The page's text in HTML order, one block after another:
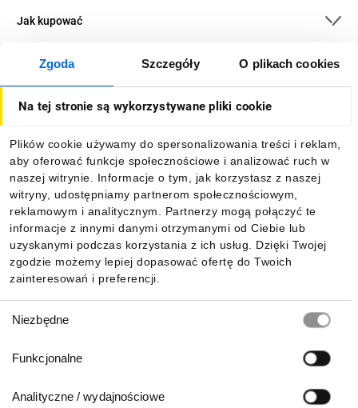
Zgoda Szczegóły O plikach cookies
Na tej stronie są wykorzystywane pliki cookie
Plików cookie używamy do spersonalizowania treści i reklam,
aby oferować funkcje społecznościowe i analizować ruch w
naszej witrynie. Informacje o tym, jak korzystasz z naszej
witryny, udostępniamy partnerom społecznościowym,
reklamowym i analitycznym. Partnerzy mogą połączyć te
informacje z innymi danymi otrzymanymi od Ciebie lub
uzyskanymi podczas korzystania z ich usług. Dzięki Twojej
zgodzie możemy lepiej dopasować ofertę do Twoich
zainteresowań i preferencji.
zgody
Niezbędne
Funkcjonalne
Analityczne / wydajnościowe
Jak kupować
O firmie
Informacje
Pobierz naszą aplikację mobilną: